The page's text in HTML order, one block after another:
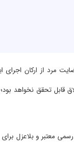
مرد از ارکان
قابل تحقق نخواهد
معتبر و بلاعزل